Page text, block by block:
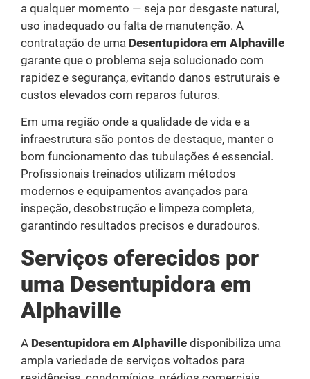
a qualquer momento — seja por desgaste natural,
uso inadequado ou falta de manutenção. A
contratação de uma Desentupidora em Alphaville
garante que o problema seja solucionado com
rapidez e segurança, evitando danos estruturais e
custos elevados com reparos futuros.
Em uma região onde a qualidade de vida e a
infraestrutura são pontos de destaque, manter o
bom funcionamento das tubulações é essencial.
Profissionais treinados utilizam métodos
modernos e equipamentos avançados para
inspeção, desobstrução e limpeza completa,
garantindo resultados precisos e duradouros.
Serviços oferecidos por
uma Desentupidora em
Alphaville
A Desentupidora em Alphaville disponibiliza uma
ampla variedade de serviços voltados para